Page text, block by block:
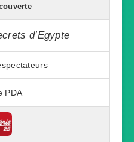
d’Egypte